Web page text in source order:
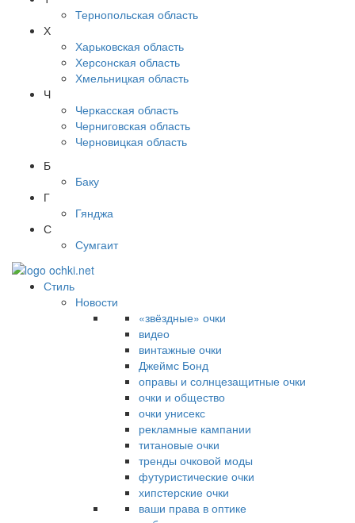
Тернопольская область
Х
Харьковская область
Херсонская область
Хмельницкая область
Ч
Черкасская область
Черниговская область
Черновицкая область
Б
Баку
Г
Гянджа
С
Сумгаит
Стиль
Новости
«звёздные» очки
видео
винтажные очки
Джеймс Бонд
оправы и солнцезащитные очки
очки и общество
очки унисекс
рекламные кампании
титановые очки
тренды очковой моды
футуристические очки
хипстерские очки
ваши права в оптике